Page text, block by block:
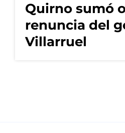
Quirno sumó
renuncia del
Villarruel